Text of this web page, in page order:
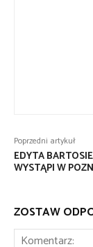
Poprzedni artykuł
EDYTA
WYSTĄPI W
ZOSTAW